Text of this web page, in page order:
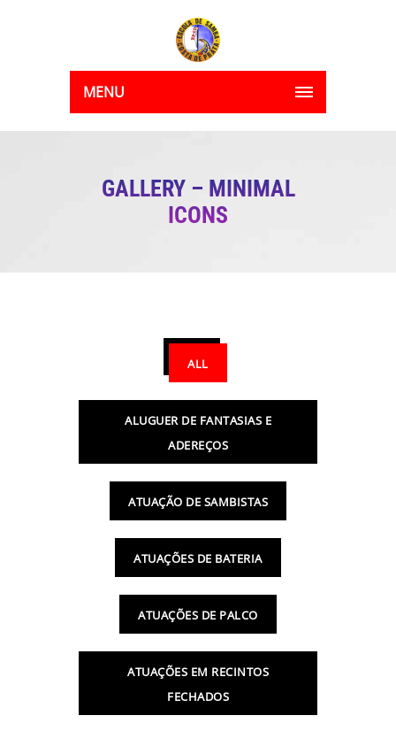
MENU
GALLERY – MINIMAL
ICONS
ALL
ALUGUER DE FANTASIAS E
ADEREÇOS
ATUAÇÃO DE SAMBISTAS
ATUAÇÕES DE BATERIA
ATUAÇÕES DE PALCO
ATUAÇÕES EM RECINTOS
FECHADOS